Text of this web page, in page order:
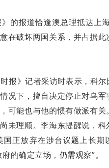
的报道恰逢澳总理抵达上
在破坏两国关系，并占据此
报》记者采访时表示，科
况下，擅自决定停止对乌军
可能也与他的惯有做派有关
未理顺。李海东提醒说，
正放弃在涉台议题上长期
的确定立场，仍需观察”。